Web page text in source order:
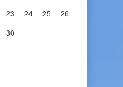
23 24 25
26
30